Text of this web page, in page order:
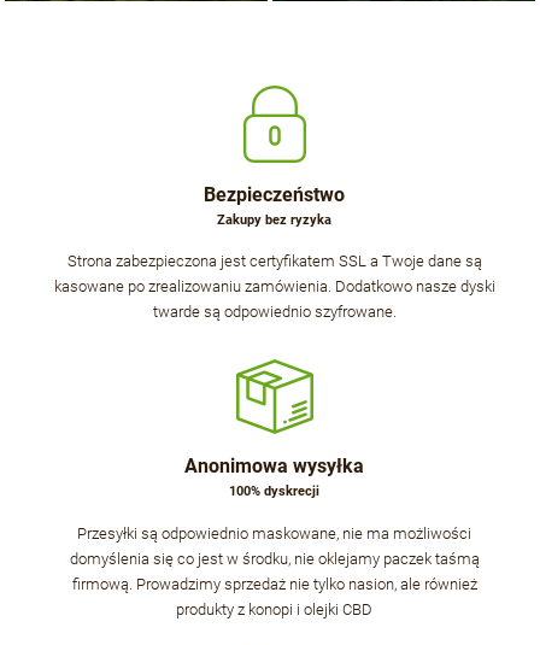
Bezpieczeństwo
Zakupy bez ryzyka
Strona zabezpieczona jest certyfikatem SSL a Twoje dane są
kasowane po zrealizowaniu zamówienia. Dodatkowo nasze dyski
twarde są odpowiednio szyfrowane.
Anonimowa wysyłka
100% dyskrecji
Przesyłki są odpowiednio maskowane, nie ma możliwości
domyślenia się co jest w środku, nie oklejamy paczek taśmą
firmową. Prowadzimy sprzedaż nie tylko nasion, ale również
produkty z konopi i olejki CBD